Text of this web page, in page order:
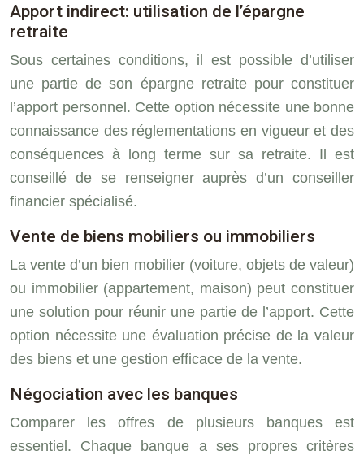
Apport indirect: utilisation de l’épargne
retraite
Sous certaines conditions, il est possible d’utiliser
une partie de son épargne retraite pour constituer
l’apport personnel. Cette option nécessite une bonne
connaissance des réglementations en vigueur et des
conséquences à long terme sur sa retraite. Il est
conseillé de se renseigner auprès d’un conseiller
financier spécialisé.
Vente de biens mobiliers ou immobiliers
La vente d’un bien mobilier (voiture, objets de valeur)
ou immobilier (appartement, maison) peut constituer
une solution pour réunir une partie de l’apport. Cette
option nécessite une évaluation précise de la valeur
des biens et une gestion efficace de la vente.
Négociation avec les banques
Comparer les offres de plusieurs banques est
essentiel. Chaque banque a ses propres critères